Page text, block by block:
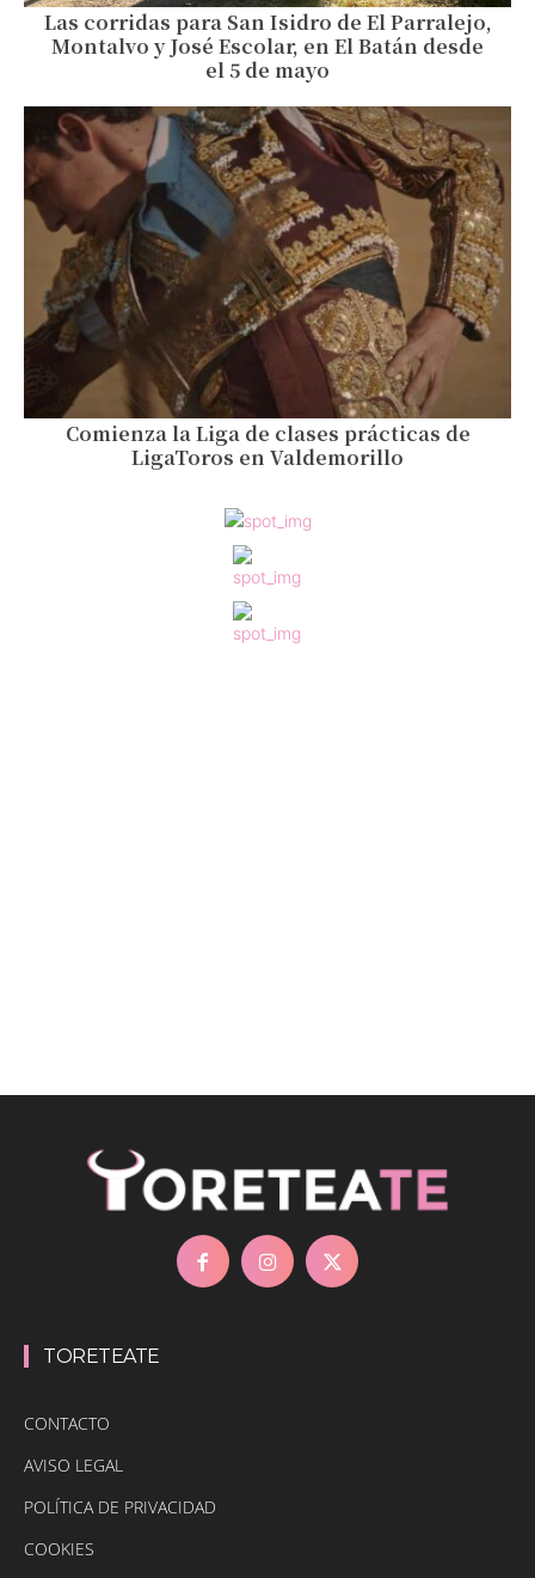
Las corridas para San Isidro de El Parralejo,
Montalvo y José Escolar, en El Batán desde
el 5 de mayo
Comienza la Liga de clases prácticas de
LigaToros en Valdemorillo
TORETEATE
CONTACTO
AVISO LEGAL
POLÍTICA DE PRIVACIDAD
COOKIES